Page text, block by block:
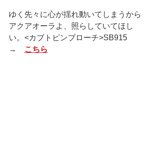
ゆく先々に心が揺れ動いてしまうから
アクアオーラよ、照らしていてほし
い。<カブトピンブローチ>SB915
→
こちら